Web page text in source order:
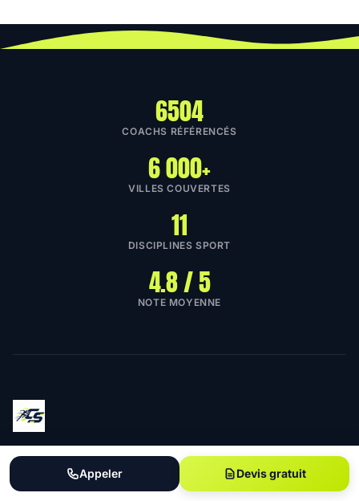
Appeler Devis gratuit
6504
COACHS RÉFÉRENCÉS
6 000+
VILLES COUVERTES
11
DISCIPLINES SPORT
4.8 / 5
NOTE MOYENNE
L'annuaire de référence descoachs sportifs en France.
Trouvez le coach qui correspond à vos objectifs :
musculation, perte de poids, marathon, remise en forme.